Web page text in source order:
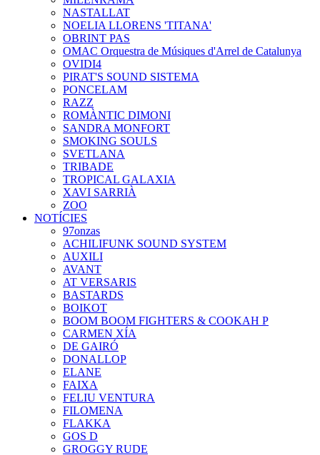
NASTALLAT
NOELIA LLORENS 'TITANA'
OBRINT PAS
OMAC Orquestra de Músiques d'Arrel de Catalunya
OVIDI4
PIRAT'S SOUND SISTEMA
PONCELAM
RAZZ
ROMÀNTIC DIMONI
SANDRA MONFORT
SMOKING SOULS
SVETLANA
TRIBADE
TROPICAL GALAXIA
XAVI SARRIÀ
ZOO
NOTÍCIES
97onzas
ACHILIFUNK SOUND SYSTEM
AUXILI
AVANT
AT VERSARIS
BASTARDS
BOIKOT
BOOM BOOM FIGHTERS & COOKAH P
CARMEN XÍA
DE GAIRÓ
DONALLOP
ELANE
FAIXA
FELIU VENTURA
FILOMENA
FLAKKA
GOS D
GROGGY RUDE